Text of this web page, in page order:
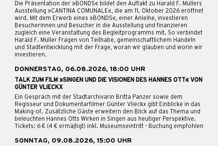
Die Präsentation der »BONDS« bildet den Auftakt zu Harald F. Müllers
Ausstellung »CANTINA COMUNALE«, die am 11. Oktober 2026 eröffnet
wird. Mit dem Erwerb eines »BONDS«, einer Anleihe, investieren
Besucherinnen und Besucher in die Ausstellung und finanzieren
zugleich eine Veranstaltung des Begleitprogramms mit. So verbindet
Harald F. Müller Fragen von Teilhabe, gemeinschaftlichem Handeln
und Stadtentwicklung mit der Frage, woran wir glauben und worin wir
investieren.
DONNERSTAG, 06.08.2026, 18:00 UHR
TALK ZUM FILM »SINGEN UND DIE VISIONEN DES HANNES OTT« VON
GÜNTER VLIECKX
Ein Gespräch mit der Stadtarchivarin Britta Panzer sowie dem
Regisseur und Dokumentarfilmer Günter Vlieckx gibt Einblicke in das
Making-of. Zusätzliche Gäste erweitern den Blick auf das Thema und
beleuchten Hannes Otts Wirken in Singen aus heutiger Perspektive.
Tickets: 6 € (4 € ermäßigt) inkl. Museumseintritt · Buchung empfohlen
SONNTAG, 09.08.2026, 15:00 UHR